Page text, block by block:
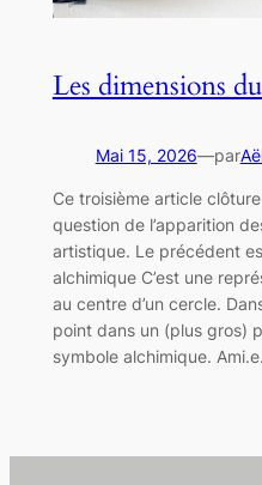
Les dimensions
Mai 15, 2026—par
Ce troisième article
question de l’apparition
artistique. Le précédent
alchimique C’est une
au centre d’un cercle.
point dans un (plus gros)
symbole alchimique.